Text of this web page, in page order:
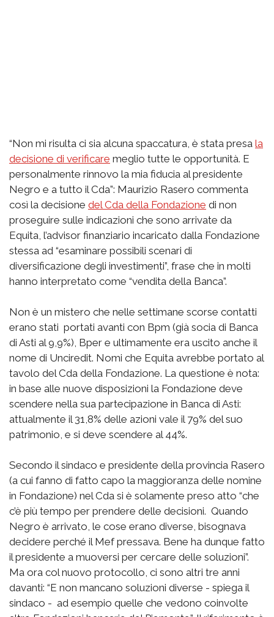
“Non mi risulta ci sia alcuna spaccatura, è stata presa la
decisione di verificare meglio tutte le opportunità. E
personalmente rinnovo la mia fiducia al presidente
Negro e a tutto il Cda”: Maurizio Rasero commenta
così la decisione del Cda della Fondazione di non
proseguire sulle indicazioni che sono arrivate da
Equita, l’advisor finanziario incaricato dalla Fondazione
stessa ad “esaminare possibili scenari di
diversificazione degli investimenti”, frase che in molti
hanno interpretato come “vendita della Banca”.
Non è un mistero che nelle settimane scorse contatti
erano stati portati avanti con Bpm (già socia di Banca
di Asti al 9,9%), Bper e ultimamente era uscito anche il
nome di Unciredit. Nomi che Equita avrebbe portato al
tavolo del Cda della Fondazione. La questione è nota:
in base alle nuove disposizioni la Fondazione deve
scendere nella sua partecipazione in Banca di Asti:
attualmente il 31,8% delle azioni vale il 79% del suo
patrimonio, e si deve scendere al 44%.
Secondo il sindaco e presidente della provincia Rasero
(a cui fanno di fatto capo la maggioranza delle nomine
in Fondazione) nel Cda si è solamente preso atto “che
c’è più tempo per prendere delle decisioni. Quando
Negro è arrivato, le cose erano diverse, bisognava
decidere perché il Mef pressava. Bene ha dunque fatto
il presidente a muoversi per cercare delle soluzioni”.
Ma ora col nuovo protocollo, ci sono altri tre anni
davanti: “E non mancano soluzioni diverse - spiega il
sindaco - ad esempio quelle che vedono coinvolte